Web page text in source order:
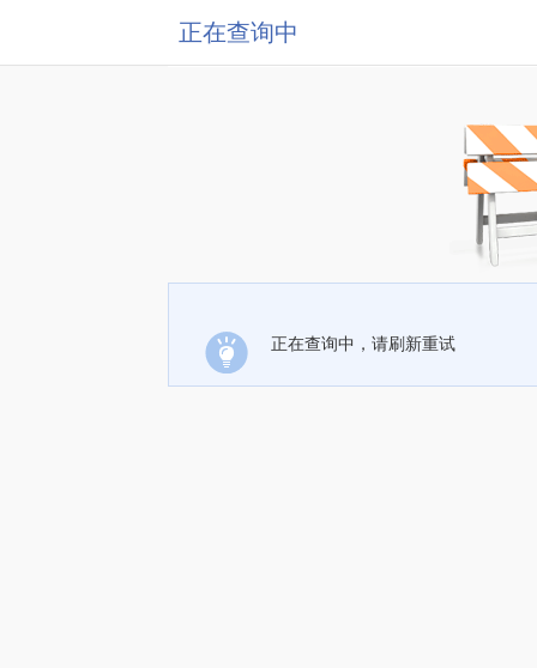
正在查询中
正在查询中，请刷新重试